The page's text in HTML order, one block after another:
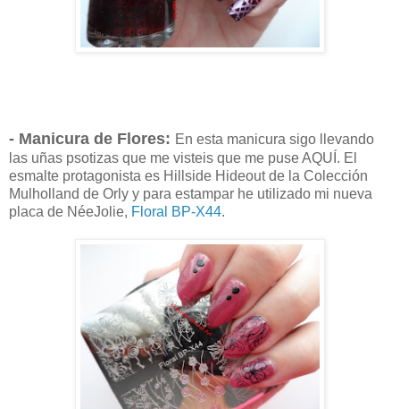
- Manicura de Flores: En esta manicura sigo llevando
las uñas psotizas que me visteis que me puse AQUÍ. El
esmalte protagonista es Hillside Hideout de la Colección
Mulholland de Orly y para estampar he utilizado mi nueva
placa de NéeJolie, Floral BP-X44.